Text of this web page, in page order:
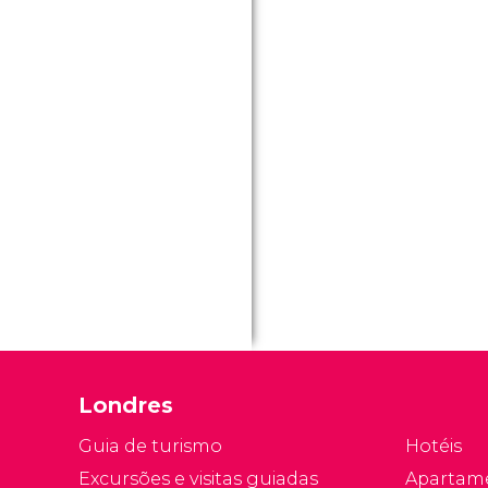
Londres
Guia de turismo
Excursões e visitas guiadas
Hotéis